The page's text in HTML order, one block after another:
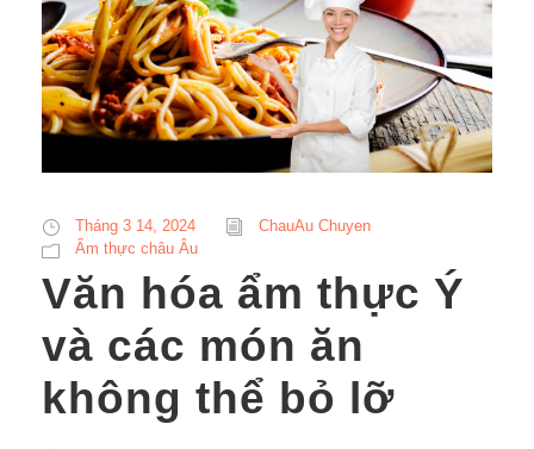
Tháng 3 14, 2024
ChauAu Chuyen
Ẩm thực châu Âu
Văn hóa ẩm thực Ý
và các món ăn
không thể bỏ lỡ